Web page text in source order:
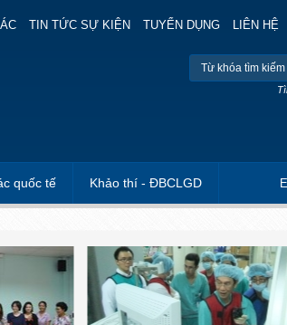
TIN TỨC SỰ KIỆN TUYỂN DỤNG LIÊN HỆ
quốc tế Khảo thí - ĐBCLGD